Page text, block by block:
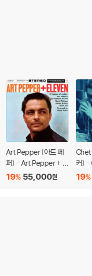
Art Pepper (아트 페
퍼) - Art Pepper + El
even: A treasury of
55,000원
19%
Chet
커) -
P]
19%